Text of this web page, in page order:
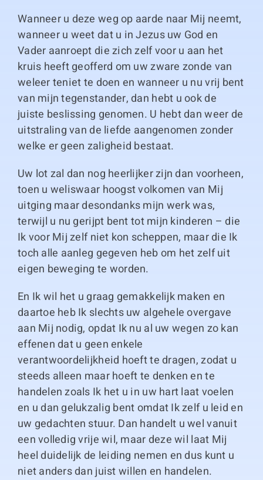
Wanneer u deze weg op aarde naar Mij neemt,
wanneer u weet dat u in Jezus uw God en
Vader aanroept die zich zelf voor u aan het
kruis heeft geofferd om uw zware zonde van
weleer teniet te doen en wanneer u nu vrij bent
van mijn tegenstander, dan hebt u ook de
juiste beslissing genomen. U hebt dan weer de
uitstraling van de liefde aangenomen zonder
welke er geen zaligheid bestaat.
Uw lot zal dan nog heerlijker zijn dan voorheen,
toen u weliswaar hoogst volkomen van Mij
uitging maar desondanks mijn werk was,
terwijl u nu gerijpt bent tot mijn kinderen – die
Ik voor Mij zelf niet kon scheppen, maar die Ik
toch alle aanleg gegeven heb om het zelf uit
eigen beweging te worden.
En Ik wil het u graag gemakkelijk maken en
daartoe heb Ik slechts uw algehele overgave
aan Mij nodig, opdat Ik nu al uw wegen zo kan
effenen dat u geen enkele
verantwoordelijkheid hoeft te dragen, zodat u
steeds alleen maar hoeft te denken en te
handelen zoals Ik het u in uw hart laat voelen
en u dan gelukzalig bent omdat Ik zelf u leid en
uw gedachten stuur. Dan handelt u wel vanuit
een volledig vrije wil, maar deze wil laat Mij
heel duidelijk de leiding nemen en dus kunt u
niet anders dan juist willen en handelen.